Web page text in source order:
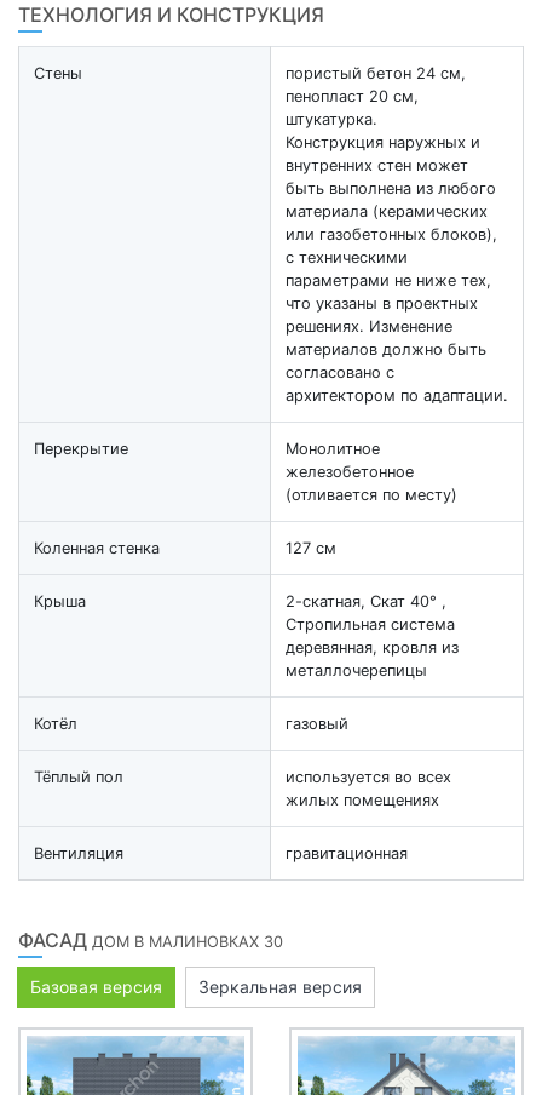
ТЕХНОЛОГИЯ И КОНСТРУКЦИЯ
Стены
пористый бетон 24 см,
пенопласт 20 см,
штукатурка.
Конструкция наружных и
внутренних стен может
быть выполнена из любого
материала (керамических
или газобетонных блоков),
с техническими
параметрами не ниже тех,
что указаны в проектных
решениях. Изменение
материалов должно быть
согласовано с
архитектором по адаптации.
Перекрытие
Монолитное
железобетонное
(отливается по месту)
Коленная стенка 127 см
Крыша
2-скатная, Скат 40° ,
Стропильная система
деревянная, кровля из
металлочерепицы
Котёл газовый
Тёплый пол
используется во всех
жилых помещениях
Вентиляция гравитационная
ФАСАД ДОМ В МАЛИНОВКАХ 30
Базовая версия Зеркальная версия